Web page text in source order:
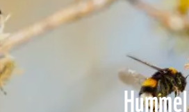
Hummel